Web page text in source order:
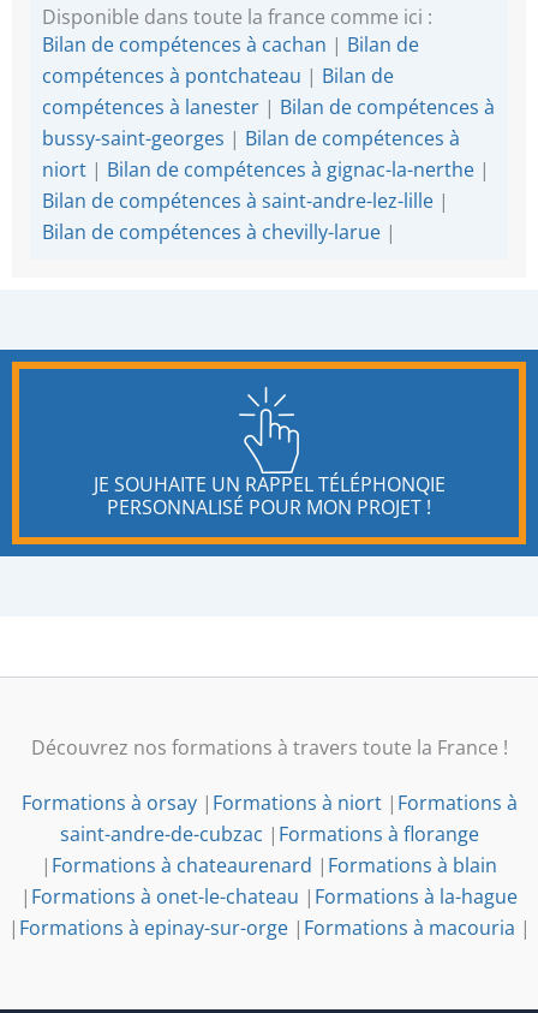
Disponible dans toute la france comme ici :
Bilan de compétences à cachan | Bilan de
compétences à pontchateau | Bilan de
compétences à lanester | Bilan de compétences à
bussy-saint-georges | Bilan de compétences à
niort | Bilan de compétences à gignac-la-nerthe |
Bilan de compétences à saint-andre-lez-lille |
Bilan de compétences à chevilly-larue |
JE SOUHAITE UN RAPPEL TÉLÉPHONQIE
PERSONNALISÉ POUR MON PROJET !
Découvrez nos formations à travers toute la France !
Formations à orsay| Formations à niort| Formations à
saint-andre-de-cubzac | Formations à florange
| Formations à chateaurenard | Formations à blain
| Formations à onet-le-chateau | Formations à la-hague
| Formations à epinay-sur-orge| Formations à macouria |